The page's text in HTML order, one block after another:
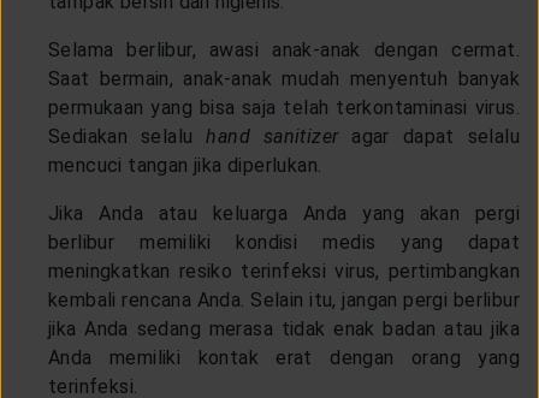
Selama berlibur, awasi anak-anak dengan cermat.
Saat bermain, anak-anak mudah menyentuh banyak
permukaan yang bisa saja telah terkontaminasi virus.
Sediakan selaluhand sanitizer agar dapat selalu
mencuci tangan jika diperlukan.
Jika Anda atau keluarga Anda yang akan pergi
berlibur memiliki kondisi medis yang dapat
meningkatkan resiko terinfeksi virus, pertimbangkan
kembali rencana Anda. Selain itu, jangan pergi berlibur
jika Anda sedang merasa tidak enak badan atau jika
Anda memiliki kontak erat dengan orang yang
terinfeksi.